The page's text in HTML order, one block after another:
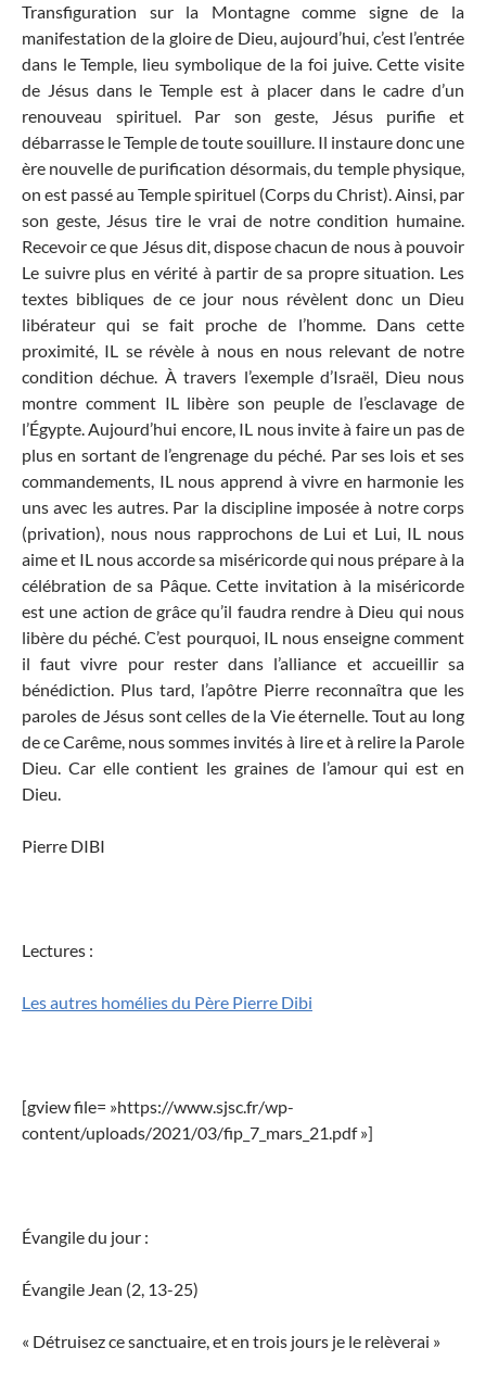
Transfiguration sur la Montagne comme signe de la
manifestation de la gloire de Dieu, aujourd’hui, c’est l’entrée
dans le Temple, lieu symbolique de la foi juive. Cette visite
de Jésus dans le Temple est à placer dans le cadre d’un
renouveau spirituel. Par son geste, Jésus purifie et
débarrasse le Temple de toute souillure. Il instaure donc une
ère nouvelle de purification désormais, du temple physique,
on est passé au Temple spirituel (Corps du Christ). Ainsi, par
son geste, Jésus tire le vrai de notre condition humaine.
Recevoir ce que Jésus dit, dispose chacun de nous à pouvoir
Le suivre plus en vérité à partir de sa propre situation. Les
textes bibliques de ce jour nous révèlent donc un Dieu
libérateur qui se fait proche de l’homme. Dans cette
proximité, IL se révèle à nous en nous relevant de notre
condition déchue. À travers l’exemple d’Israël, Dieu nous
montre comment IL libère son peuple de l’esclavage de
l’Égypte. Aujourd’hui encore, IL nous invite à faire un pas de
plus en sortant de l’engrenage du péché. Par ses lois et ses
commandements, IL nous apprend à vivre en harmonie les
uns avec les autres. Par la discipline imposée à notre corps
(privation), nous nous rapprochons de Lui et Lui, IL nous
aime et IL nous accorde sa miséricorde qui nous prépare à la
célébration de sa Pâque. Cette invitation à la miséricorde
est une action de grâce qu’il faudra rendre à Dieu qui nous
libère du péché. C’est pourquoi, IL nous enseigne comment
il faut vivre pour rester dans l’alliance et accueillir sa
bénédiction. Plus tard, l’apôtre Pierre reconnaîtra que les
paroles de Jésus sont celles de la Vie éternelle. Tout au long
de ce Carême, nous sommes invités à lire et à relire la Parole
Dieu. Car elle contient les graines de l’amour qui est en
Dieu.
Pierre DIBI
Lectures :
Les autres homélies du Père Pierre Dibi
[gview file= »https://www.sjsc.fr/wp-
content/uploads/2021/03/fip_7_mars_21.pdf »]
Évangile du jour :
Évangile Jean (2, 13-25)
« Détruisez ce sanctuaire, et en trois jours je le relèverai »